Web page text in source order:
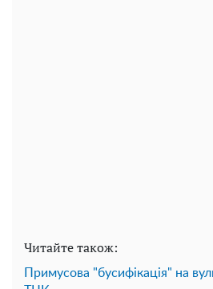
Читайте також:
Примусова "бусифікація" на